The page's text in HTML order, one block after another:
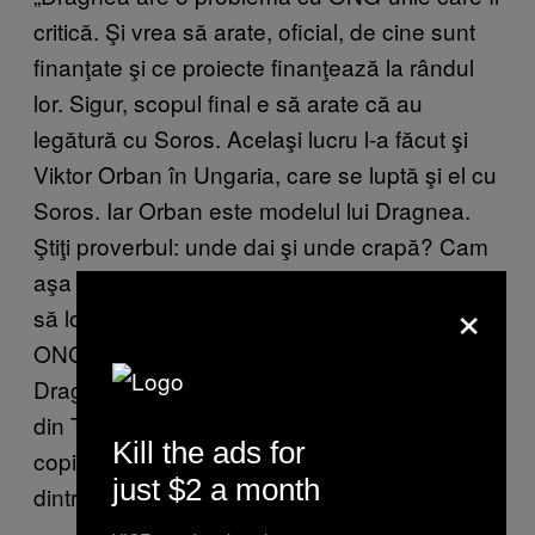
critică. Şi vrea să arate, oficial, de cine sunt
finanţate şi ce proiecte finanţează la rândul
lor. Sigur, scopul final e să arate că au
legătură cu Soros. Acelaşi lucru l-a făcut şi
Viktor Orban în Ungaria, care se luptă şi el cu
Soros. Iar Orban este modelul lui Dragnea.
Ştiţi proverbul: unde dai şi unde crapă? Cam
aşa a fost şi cu acest proiect. Dragnea a vrut
să lovească în criticii săi, dar a lovit în toate
ONG-urile sociale. Acum lumea o să spună:
Dragnea nu doar că a furat bani de la copiii
din Teleorman, dar a luat şi pâinea de la gura
copiilor săraci din Bucureşti”, se amuză unul
dintre liderii PSD.
×
Kill the ads for
just $2 a month